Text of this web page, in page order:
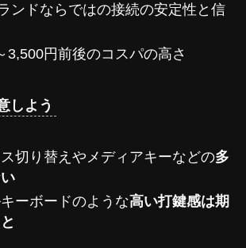
ンドならではの接続の安定性と信
3,500円前後のコスパの高さ
しよう
切り替えやメディアキーなどの多
ーボードのような高い打鍵感は期